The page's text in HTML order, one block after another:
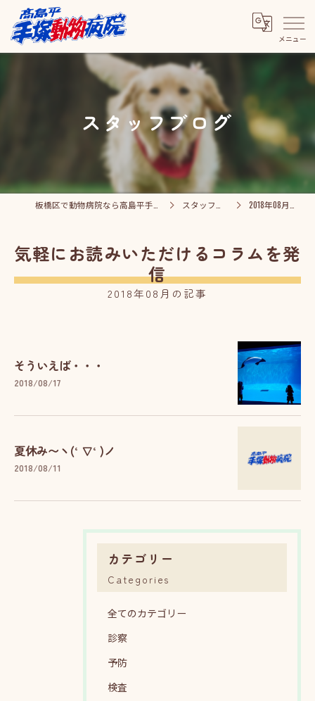
スタッフブログ
スタッフブログ 2018年08月の記事
気軽にお読みいただけるコラムを発
信
2018年08月の記事
そういえば・・・
2018/08/17
夏休み〜ヽ(‘ ∇‘ )ノ
2018/08/11
カテゴリー
Categories
全てのカテゴリー
診察
予防
検査